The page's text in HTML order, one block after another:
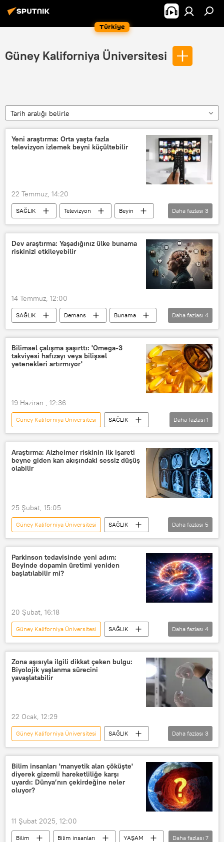
Türkiye
Güney Kaliforniya Üniversitesi
Tarih aralığı belirle
Yeni araştırma: Orta yaşta fazla
televizyon izlemek beyni küçültebilir
22 Temmuz, 14:20
SAĞLIK Televizyon
Beyin
beyaz madde
Hareketsiz yaşam
Küçülme
Daha fazlası 3
Dev araştırma: Yaşadığınız ülke bunama
riskinizi etkileyebilir
14 Temmuz, 12:00
SAĞLIK Demans
Bunama
Sigara
Alkol
Araştırma
diyabet
Daha fazlası 4
Bilimsel çalışma şaşırttı: 'Omega-3
takviyesi hafızayı veya bilişsel
yetenekleri artırmıyor'
19 Haziran , 12:36
Güney Kaliforniya Üniversitesi
SAĞLIK
omega 3
Daha fazlası 1
Araştırma: Alzheimer riskinin ilk işareti
beyne giden kan akışındaki sessiz düşüş
olabilir
25 Şubat, 15:05
Güney Kaliforniya Üniversitesi
SAĞLIK
Araştırma
Alzheimer
Demans
Bunama
Daha fazlası 5
Parkinson tedavisinde yeni adım:
Beyinde dopamin üretimi yeniden
başlatılabilir mi?
20 Şubat, 16:18
Güney Kaliforniya Üniversitesi
SAĞLIK
ABD
Parkinson
Parkinson hastalığı
Tedavi
Daha fazlası 4
Zona aşısıyla ilgili dikkat çeken bulgu:
Biyolojik yaşlanma sürecini
yavaşlatabilir
22 Ocak, 12:29
Güney Kaliforniya Üniversitesi
SAĞLIK
ABD
zona hastalığı Aşı
Daha fazlası 3
Bilim insanları 'manyetik alan çöküşte'
diyerek gizemli hareketliliğe karşı
uyardı: Dünya’nın çekirdeğine neler
oluyor?
11 Şubat 2025, 12:00
Bilim Bilim insanları
YAŞAM
Daha fazlası 7